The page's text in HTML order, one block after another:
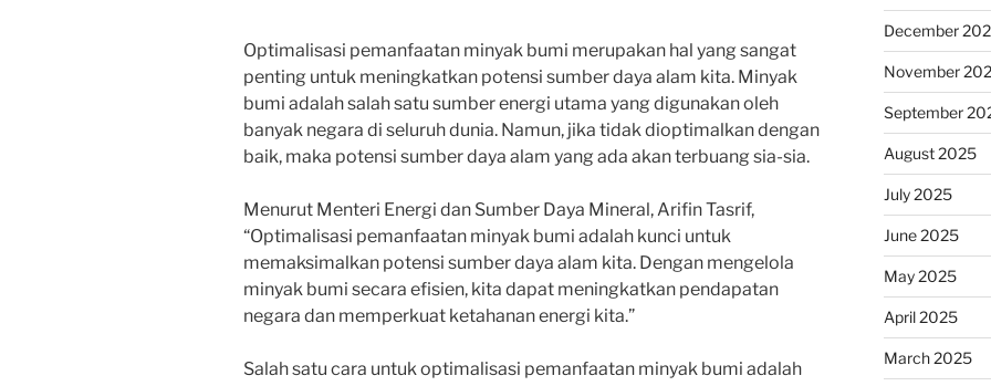
Optimalisasi pemanfaatan minyak bumi merupakan hal yang sangat
penting untuk meningkatkan potensi sumber daya alam kita. Minyak
bumi adalah salah satu sumber energi utama yang digunakan oleh
banyak negara di seluruh dunia. Namun, jika tidak dioptimalkan dengan
baik, maka potensi sumber daya alam yang ada akan terbuang sia-sia.
Menurut Menteri Energi dan Sumber Daya Mineral, Arifin Tasrif,
“Optimalisasi pemanfaatan minyak bumi adalah kunci untuk
memaksimalkan potensi sumber daya alam kita. Dengan mengelola
minyak bumi secara efisien, kita dapat meningkatkan pendapatan
negara dan memperkuat ketahanan energi kita.”
Salah satu cara untuk optimalisasi pemanfaatan minyak bumi adalah
December
November
September
August 2025
July 2025
June 2025
May 2025
April 2025
March 2025